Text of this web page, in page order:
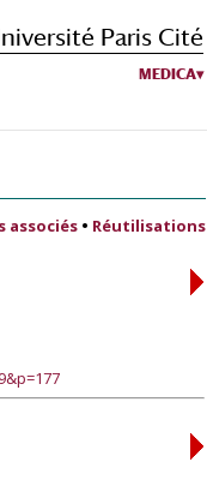
Paris Cité
MEDICA
associés • Réutilisations